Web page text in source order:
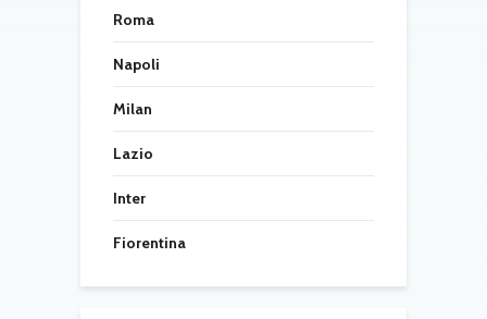
Roma
Napoli
Milan
Lazio
Inter
Fiorentina